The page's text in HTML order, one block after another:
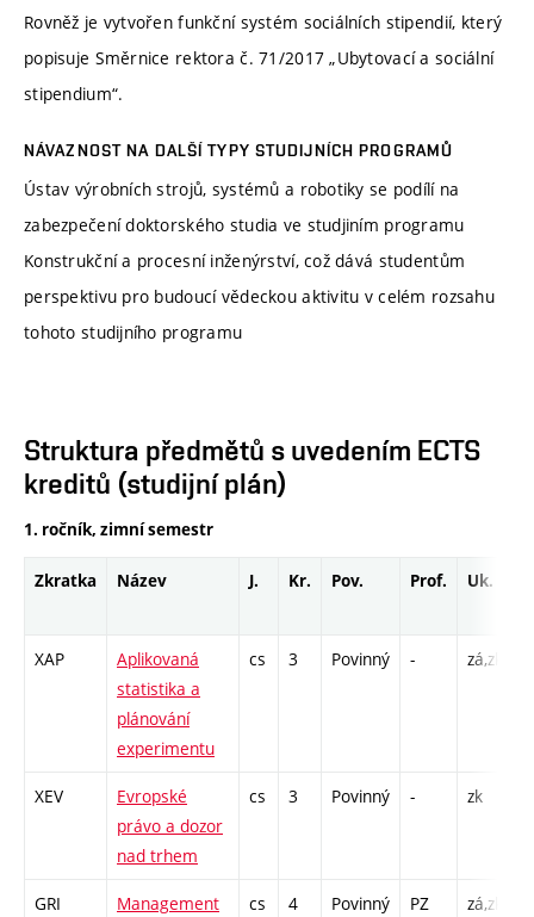
Rovněž je vytvořen funkční systém sociálních stipendií, který
popisuje Směrnice rektora č. 71/2017 „Ubytovací a sociální
stipendium“.
NÁVAZNOST NA DALŠÍ TYPY STUDIJNÍCH PROGRAMŮ
Ústav výrobních strojů, systémů a robotiky se podílí na
zabezpečení doktorského studia ve studjiním programu
Konstrukční a procesní inženýrství, což dává studentům
perspektivu pro budoucí vědeckou aktivitu v celém rozsahu
tohoto studijního programu
Struktura předmětů s uvedením ECTS
kreditů (studijní plán)
1. ročník, zimní semestr
Zkratka Název J. Kr. Pov. Prof. Uk.
XAP
Aplikovaná
statistika a
plánování
experimentu
cs 3 Povinný - zá,zk
XEV
Evropské
právo a dozor
nad trhem
cs 3 Povinný - zk
GRI
Management
cs 4 Povinný PZ zá,zk